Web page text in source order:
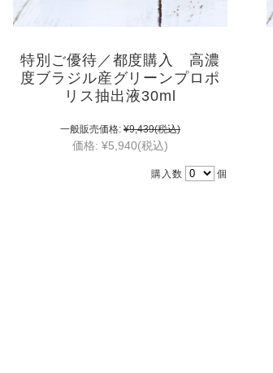
特別ご優待／都度購入 高濃
度ブラジル産グリーンプロポ
リス抽出液30ml
一般販売価格: ¥9,439(税込)
価格: ¥5,940(税込)
購入数 個